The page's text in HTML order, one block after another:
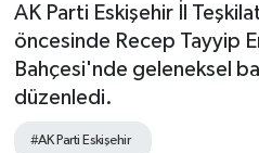
AK Parti Eskişehir İl
öncesinde Recep Tayyip
Bahçesi'nde geleneksel
düzenledi.
#AK Parti Eskişehir
Kültür & Sanat
Magazin
Süper Lig Puan
Tüm Manşetler